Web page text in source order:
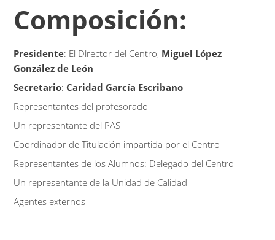
Composición:
Presidente: El Director del Centro, Miguel López
González de León
Secretario: Caridad García Escribano
Representantes del profesorado
Un representante del PAS
Coordinador de Titulación impartida por el Centro
Representantes de los Alumnos: Delegado del Centro
Un representante de la Unidad de Calidad
Agentes externos